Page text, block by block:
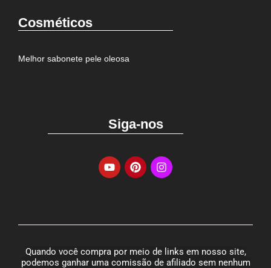
Cosméticos
Melhor sabonete pele oleosa
Siga-nos
Quando você compra por meio de links em nosso site,
podemos ganhar uma comissão de afiliado sem nenhum